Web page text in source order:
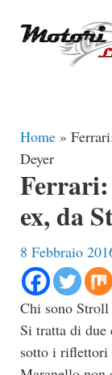
Home »
Deyer
Ferrari:
ex, da
8 Febbraio
Chi sono Stroll
Si tratta di due
sotto i riflettori